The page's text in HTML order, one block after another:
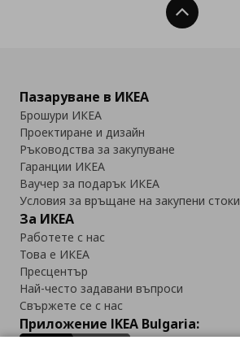
Нагоре
Пазаруване в ИКЕА
Брошури ИКЕА
Проектиране и дизайн
Ръководства за закупуване
Гаранции ИКЕА
Ваучер за подарък ИКЕА
Условия за връщане на закупени стоки
За ИКЕА
Работете с нас
Това е ИКЕА
Пресцентър
Най-често задавани въпроси
Свържете се с нас
Приложение IKEA Bulgaria: